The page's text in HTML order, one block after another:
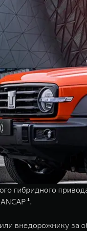
гибридного
¹.
внедорожнику за